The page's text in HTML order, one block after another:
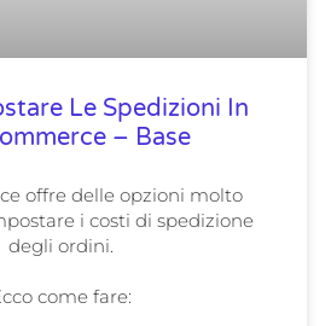
Le Spedizioni In
– Base
offre delle opzioni molto
i costi di spedizione
degli ordini.
come fare: